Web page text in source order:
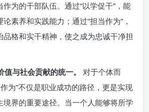
为的干部队伍。通过“以学促干”，能
素养和实践能力；通过“担当作为”，
格和实干精神，使之成为忠诚干净担
值与社会贡献的统一。
对于个体而
为”不仅是职业成功的路径，更是实现
境界的重要途径。当一个人能够将所学